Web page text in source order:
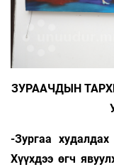
ЗУРААЧДЫН
-Зургаа
Хүүхдээ өгч